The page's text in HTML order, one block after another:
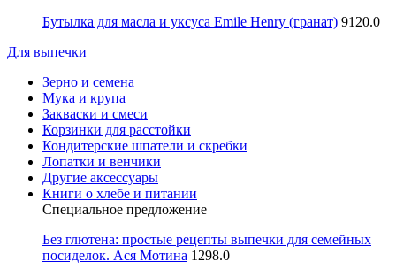
Бутылка для масла и уксуса Emile Henry (гранат) 9120.0
Для выпечки
Зерно и семена
Мука и крупа
Закваски и смеси
Корзинки для расстойки
Кондитерские шпатели и скребки
Лопатки и венчики
Другие аксессуары
Книги о хлебе и питании
Специальное предложение
Без глютена: простые рецепты выпечки для семейных
посиделок. Ася Мотина 1298.0